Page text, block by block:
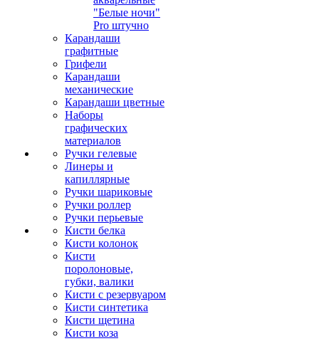
"Белые ночи"
Pro штучно
Карандаши
графитные
Грифели
Карандаши
механические
Карандаши цветные
Наборы
графических
материалов
Ручки гелевые
Линеры и
капиллярные
Ручки шариковые
Ручки роллер
Ручки перьевые
Кисти белка
Кисти колонок
Кисти
поролоновые,
губки, валики
Кисти с резервуаром
Кисти синтетика
Кисти щетина
Кисти коза